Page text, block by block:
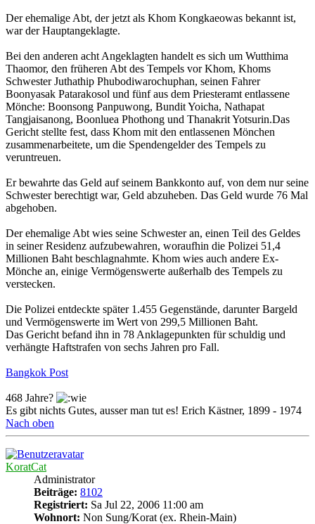
Der ehemalige Abt, der jetzt als Khom Kongkaeowas bekannt ist,
war der Hauptangeklagte.
Bei den anderen acht Angeklagten handelt es sich um Wutthima
Thaomor, den früheren Abt des Tempels vor Khom, Khoms
Schwester Juthathip Phubodiwarochuphan, seinen Fahrer
Boonyasak Patarakosol und fünf aus dem Priesteramt entlassene
Mönche: Boonsong Panpuwong, Bundit Yoicha, Nathapat
Tangjaisanong, Boonluea Phothong und Thanakrit Yotsurin.Das
Gericht stellte fest, dass Khom mit den entlassenen Mönchen
zusammenarbeitete, um die Spendengelder des Tempels zu
veruntreuen.
Er bewahrte das Geld auf seinem Bankkonto auf, von dem nur seine
Schwester berechtigt war, Geld abzuheben. Das Geld wurde 76 Mal
abgehoben.
Der ehemalige Abt wies seine Schwester an, einen Teil des Geldes
in seiner Residenz aufzubewahren, woraufhin die Polizei 51,4
Millionen Baht beschlagnahmte. Khom wies auch andere Ex-
Mönche an, einige Vermögenswerte außerhalb des Tempels zu
verstecken.
Die Polizei entdeckte später 1.455 Gegenstände, darunter Bargeld
und Vermögenswerte im Wert von 299,5 Millionen Baht.
Das Gericht befand ihn in 78 Anklagepunkten für schuldig und
verhängte Haftstrafen von sechs Jahren pro Fall.
Bangkok Post
468 Jahre?
Es gibt nichts Gutes, ausser man tut es! Erich Kästner, 1899 - 1974
Nach oben
KoratCat
Administrator
Beiträge: 8102
Registriert: Sa Jul 22, 2006 11:00 am
Wohnort: Non Sung/Korat (ex. Rhein-Main)